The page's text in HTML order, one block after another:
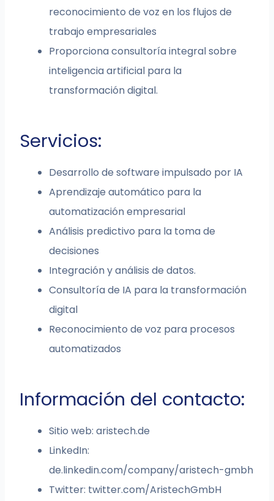
reconocimiento de voz en los flujos de
trabajo empresariales
Proporciona consultoría integral sobre
inteligencia artificial para la
transformación digital.
Servicios:
Desarrollo de software impulsado por IA
Aprendizaje automático para la
automatización empresarial
Análisis predictivo para la toma de
decisiones
Integración y análisis de datos.
Consultoría de IA para la transformación
digital
Reconocimiento de voz para procesos
automatizados
Información del contacto:
Sitio web: aristech.de
LinkedIn:
de.linkedin.com/company/aristech-gmbh
Twitter: twitter.com/AristechGmbH